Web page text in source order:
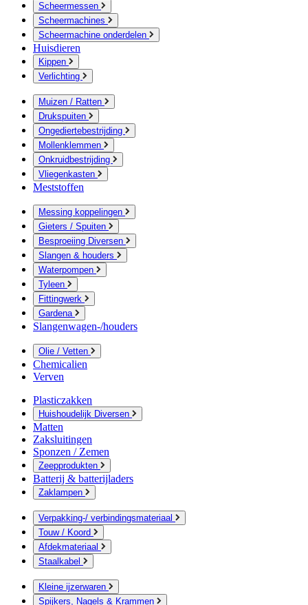
Scheermessen
Scheermachines
Scheermachine onderdelen
Huisdieren
Kippen
Verlichting
Muizen / Ratten
Drukspuiten
Ongediertebestrijding
Mollenklemmen
Onkruidbestrijding
Vliegenkasten
Meststoffen
Messing koppelingen
Gieters / Spuiten
Besproeiing Diversen
Slangen & houders
Waterpompen
Tyleen
Fittingwerk
Gardena
Slangenwagen-/houders
Olie / Vetten
Chemicalien
Verven
Plasticzakken
Huishoudelijk Diversen
Matten
Zaksluitingen
Sponzen / Zemen
Zeepprodukten
Batterij & batterijladers
Zaklampen
Verpakking-/ verbindingsmateriaal
Touw / Koord
Afdekmateriaal
Staalkabel
Kleine ijzerwaren
Spijkers, Nagels & Krammen